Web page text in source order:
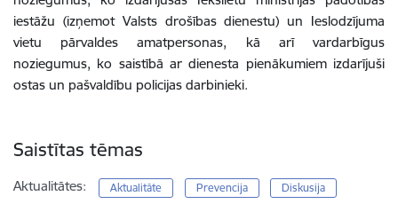
iestāžu (izņemot Valsts drošības dienestu) un Ieslodzījuma
vietu pārvaldes amatpersonas, kā arī vardarbīgus
noziegumus, ko saistībā ar dienesta pienākumiem izdarījuši
ostas un pašvaldību policijas darbinieki.
Saistītas tēmas
Aktualitātes: Aktualitāte Prevencija Diskusija